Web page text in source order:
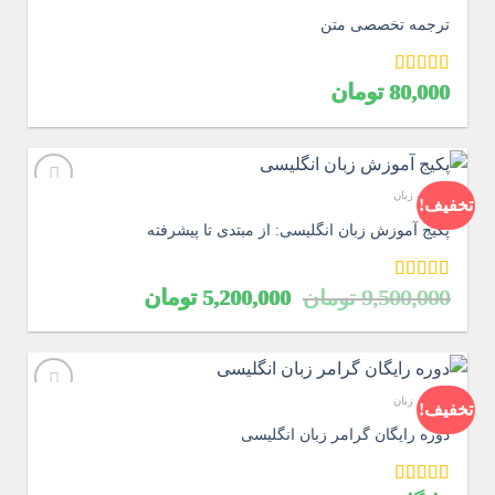
ترجمه تخصصی متن
امتیاز5.0080,000 تومان
تخفیف!
آموزش زبان
پکیج آموزش زبان انگلیسی: از مبتدی تا پیشرفته
امتیاز5.00
9,500,000 تومان قیمت
9,500,000 تومان
بود.
5,200,000 تومان
5,200,000
تخفیف!
آموزش زبان
دوره رایگان گرامر زبان انگلیسی